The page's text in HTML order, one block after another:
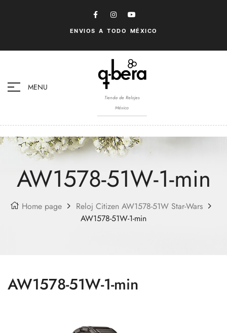
ENVIOS A TODO MÉXICO
MENU
Tienda de Relojes
México
AW1578-51W-1-min
Home page
Reloj Citizen AW1578-51W Star-Wars
AW1578-51W-1-min
AW1578-51W-1-min